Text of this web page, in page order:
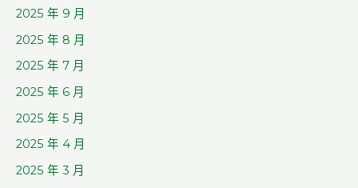
2025 年 9 月
2025 年 8 月
2025 年 7 月
2025 年 6 月
2025 年 5 月
2025 年 4 月
2025 年 3 月